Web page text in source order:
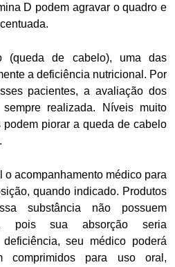
D podem agravar o quadro e
(queda de cabelo), uma das
a deficiência nutricional. Por
pacientes, a avaliação dos
realizada.
Níveis muito
piorar a queda de cabelo
o acompanhamento médico para
quando indicado. Produtos
substância não possuem
pois sua absorção seria
seu médico poderá
comprimidos para uso oral,